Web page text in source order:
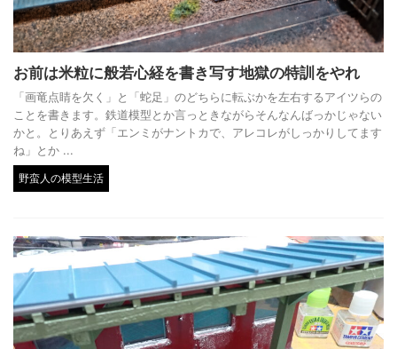
お前は米粒に般若心経を書き写す地獄の特訓をやれ
「画竜点睛を欠く」と「蛇足」のどちらに転ぶかを左右するアイツらの
ことを書きます。鉄道模型とか言っときながらそんなんばっかじゃない
かと。とりあえず「エンミがナントカで、アレコレがしっかりしてます
ね」とか ...
野蛮人の模型生活